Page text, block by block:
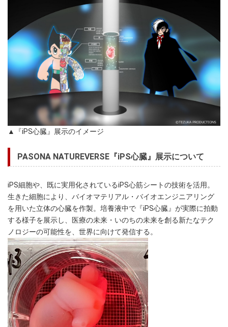
▲『iPS心臓』展示のイメージ
PASONA NATUREVERSE『iPS心臓』展示について
iPS細胞や、既に実用化されているiPS心筋シートの技術を活用。
生きた細胞により、バイオマテリアル・バイオエンジニアリング
を用いた立体の心臓を作製。培養液中で『iPS心臓』が実際に拍動
する様子を展示し、医療の未来・いのちの未来を創る新たなテク
ノロジーの可能性を、世界に向けて発信する。